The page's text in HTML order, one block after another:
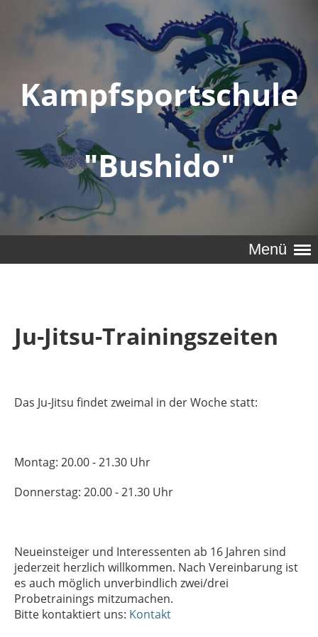
Kampfsportschule
"Bushido"
Menü
Ju-Jitsu-Trainingszeiten
Das Ju-Jitsu findet zweimal in der Woche statt:
Montag: 20.00 - 21.30 Uhr
Donnerstag: 20.00 - 21.30 Uhr
Neueinsteiger und Interessenten ab 16 Jahren sind
jederzeit herzlich willkommen. Nach Vereinbarung ist
es auch möglich unverbindlich zwei/drei
Probetrainings mitzumachen.
Bitte kontaktiert uns: Kontakt